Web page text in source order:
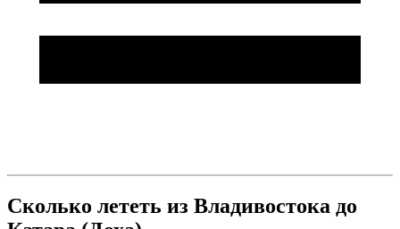
Сколько лететь из Владивостока до